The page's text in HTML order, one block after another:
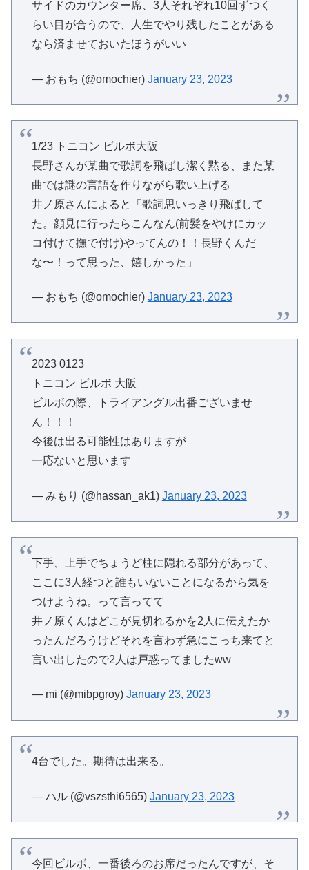
サイドのカウンター席、3人それぞれ10回ずつく
らい目が合うので、人生でやり残したことがある
なら済ませておいたほうがいい
— おもち (@omochier) January 23, 2023
1/23 トニコン ビルボ大阪
長野さんが某曲で歌詞を飛ばし潔く黙る、また某
曲では謎の言語を作りながら歌い上げる
井ノ原さんによると「歌詞思いっきり飛ばして
た。顔見に行ったらこんなん(前髪をやけにカッ
コ付けて撫で付け)やってんの！！長野くんだ
な〜！って思った、嬉しかった」
— おもち (@omochier) January 23, 2023
2023 0123
トニコン ビルボ 大阪
ビルボの際、トライアングル出番ございませ
ん！！！
今後は出る可能性はありますが
一応ないと思います
— みもり (@hassan_ak1) January 23, 2023
下手、上手でちょうど柱に隠れる部分があって、
ここに3人経つと誰もいないことになるから気を
つけようね。って言ってて
井ノ原くんはどこが見切れるかを2人に伝えたか
ったんだろうけどそれを言わず急にこっち来てと
言い出したので2人は戸惑ってましたww
— mi (@mibpgroy) January 23, 2023
4台でした。期待は出来る。
— ハル (@vszsthi6565) January 23, 2023
今回ビルボ、一番後ろのお席だったんですが、そ